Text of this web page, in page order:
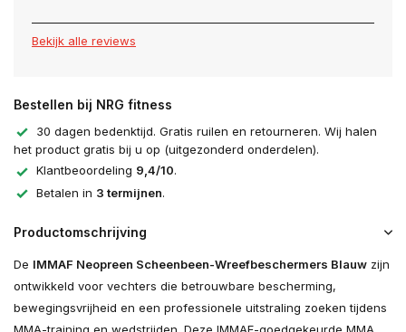
Uitverkocht
Bekijk alle reviews
Bestellen bij NRG fitness
30 dagen bedenktijd. Gratis ruilen en retourneren. Wij halen
het product gratis bij u op (uitgezonderd onderdelen).
Klantbeoordeling 9,4/10.
Betalen in 3 termijnen.
Productomschrijving
De IMMAF Neopreen Scheenbeen-Wreefbeschermers Blauw zijn
ontwikkeld voor vechters die betrouwbare bescherming,
bewegingsvrijheid en een professionele uitstraling zoeken tijdens